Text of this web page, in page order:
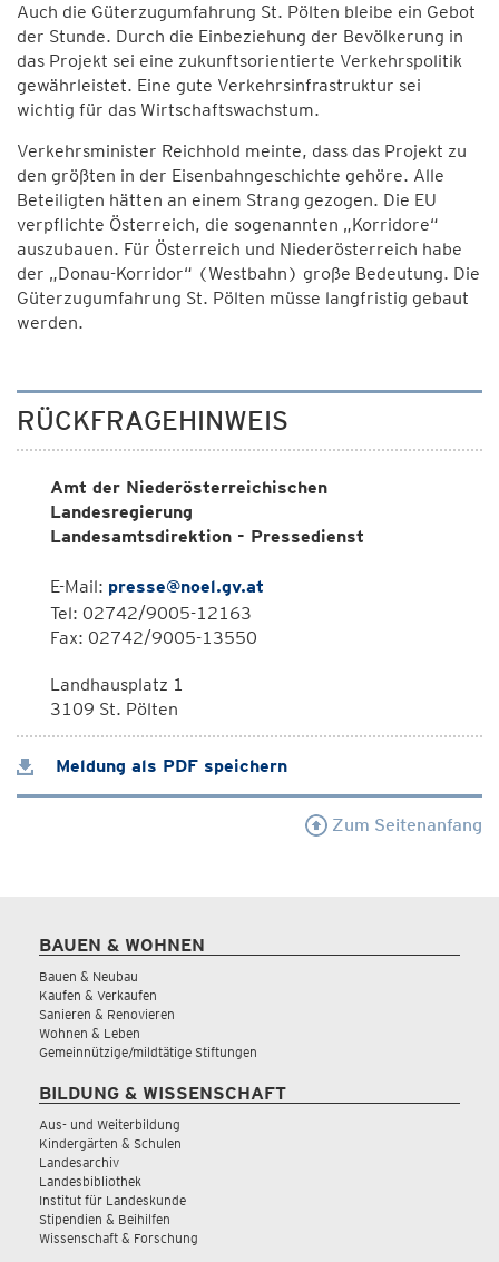
Auch die Güterzugumfahrung St. Pölten bleibe ein Gebot
der Stunde. Durch die Einbeziehung der Bevölkerung in
das Projekt sei eine zukunftsorientierte Verkehrspolitik
gewährleistet. Eine gute Verkehrsinfrastruktur sei
wichtig für das Wirtschaftswachstum.
Verkehrsminister Reichhold meinte, dass das Projekt zu
den größten in der Eisenbahngeschichte gehöre. Alle
Beteiligten hätten an einem Strang gezogen. Die EU
verpflichte Österreich, die sogenannten „Korridore“
auszubauen. Für Österreich und Niederösterreich habe
der „Donau-Korridor“ (Westbahn) große Bedeutung. Die
Güterzugumfahrung St. Pölten müsse langfristig gebaut
werden.
RÜCKFRAGEHINWEIS
Amt der Niederösterreichischen
Landesregierung
Landesamtsdirektion - Pressedienst
E-Mail: presse@noel.gv.at
Tel: 02742/9005-12163
Fax: 02742/9005-13550
Landhausplatz 1
3109 St. Pölten
Meldung als PDF speichern
Zum Seitenanfang
BAUEN & WOHNEN
Bauen & Neubau
Kaufen & Verkaufen
Sanieren & Renovieren
Wohnen & Leben
Gemeinnützige/mildtätige Stiftungen
BILDUNG & WISSENSCHAFT
Aus- und Weiterbildung
Kindergärten & Schulen
Landesarchiv
Landesbibliothek
Institut für Landeskunde
Stipendien & Beihilfen
Wissenschaft & Forschung